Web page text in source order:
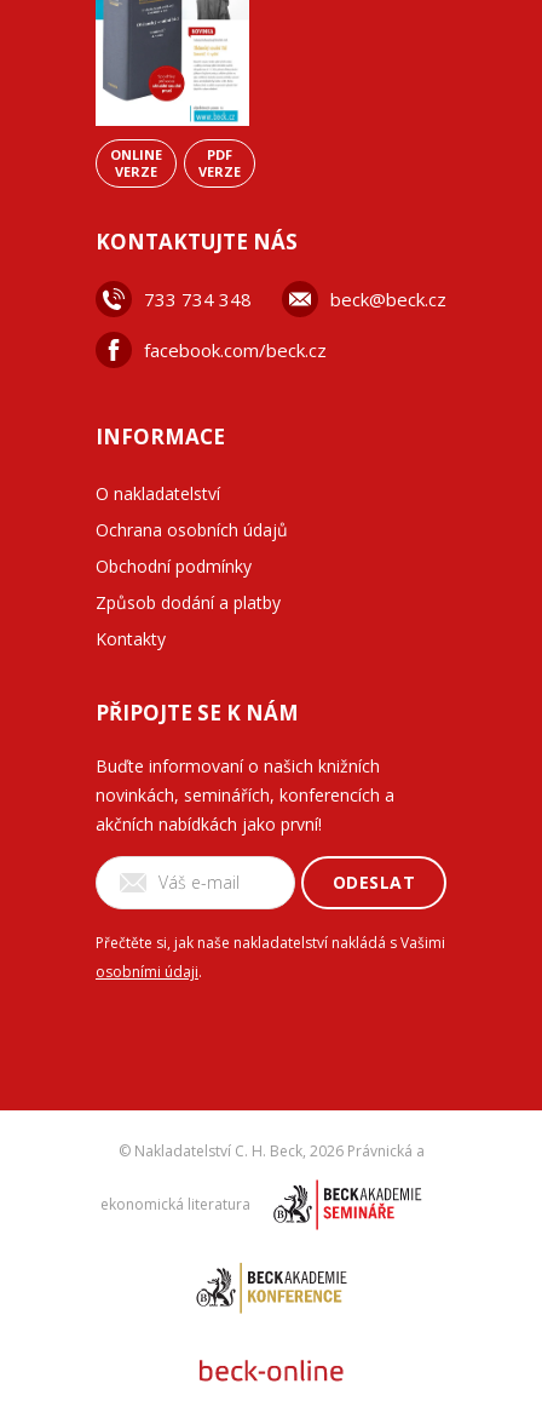
ONLINE
VERZE
PDF
VERZE
KONTAKTUJTE NÁS
733 734 348 beck@beck.cz
facebook.com/beck.cz
INFORMACE
O nakladatelství
Ochrana osobních údajů
Obchodní podmínky
Způsob dodání a platby
Kontakty
PŘIPOJTE SE K NÁM
Buďte informovaní o našich knižních
novinkách, seminářích, konferencích a
akčních nabídkách jako první!
ODESLAT
Přečtěte si, jak naše nakladatelství nakládá s Vašimi
osobními údaji.
© Nakladatelství C. H. Beck, 2026 Právnická a
ekonomická literatura